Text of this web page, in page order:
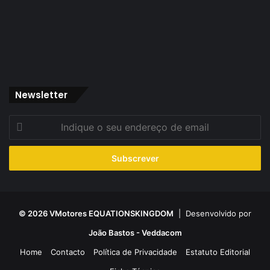
Newsletter
seu
de
© 2026 VMotores EQUATIONSKINGDOM | Desenvolvido por
João Bastos - Veddacom
Home
Contacto Política de Privacidade
Estatuto Editorial